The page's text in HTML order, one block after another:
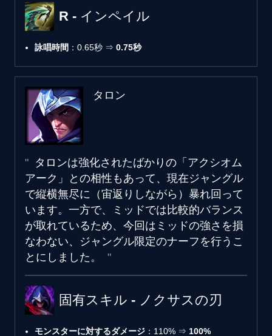
R - インペイル
詠唱時間 ：0.65秒 ⇒ 0.75秒
タロン
タロンは強化されたばかりの「アクシオム
アーク」との相性もあって、現在ジャングル
で縦横無尽に（宙返りしながら）暴れ回って
います。一方で、ミッドでは比較的バランス
が取れているため、今回はミッドの強さを損
なわない、ジャングル限定のナーフを行うこ
とにしました。
固有スキル - ノクサスの刃
モンスターに対するダメージ ：110% ⇒ 100%